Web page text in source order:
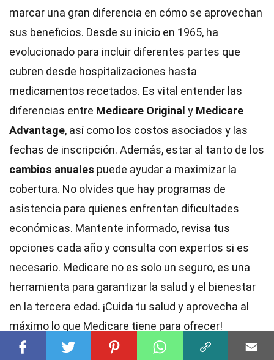
marcar una gran diferencia en cómo se aprovechan
sus beneficios. Desde su inicio en 1965, ha
evolucionado para incluir diferentes partes que
cubren desde hospitalizaciones hasta
medicamentos recetados. Es vital entender las
diferencias entre Medicare Original y Medicare
Advantage, así como los costos asociados y las
fechas de inscripción. Además, estar al tanto de los
cambios anuales puede ayudar a maximizar la
cobertura. No olvides que hay programas de
asistencia para quienes enfrentan dificultades
económicas. Mantente informado, revisa tus
opciones cada año y consulta con expertos si es
necesario. Medicare no es solo un seguro, es una
herramienta para garantizar la salud y el bienestar
en la tercera edad. ¡Cuida tu salud y aprovecha al
máximo lo que Medicare tiene para ofrecer!